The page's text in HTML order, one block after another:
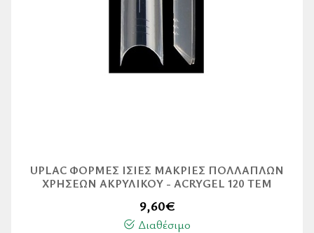
UPLAC ΦΌΡΜΕΣ ΊΣΙΕΣ ΜΑΚΡΙΈΣ ΠΟΛΛΑΠΛΏΝ
ΧΡΉΣΕΩΝ ΑΚΡΥΛΙΚΟΎ - ACRYGEL 120 ΤΕΜ
9,60€
Διαθέσιμο